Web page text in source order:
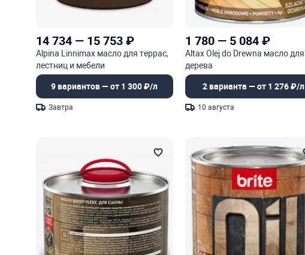
14 734 — 15 753₽
Alpina Linnimax масло для террас,
лестниц и мебели
9 вариантов — от 1 300 ₽/л
Завтра
1 780 — 5 084₽
Altax Olej do Drewna масло для
дерева
2 варианта — от 1 276 ₽/л
10 августа